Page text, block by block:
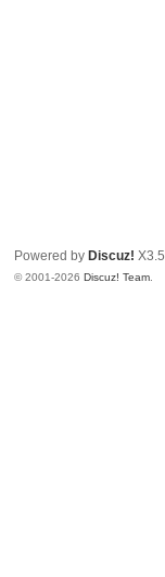
Powered by Discuz! X3.5
© 2001-2026Discuz! Team